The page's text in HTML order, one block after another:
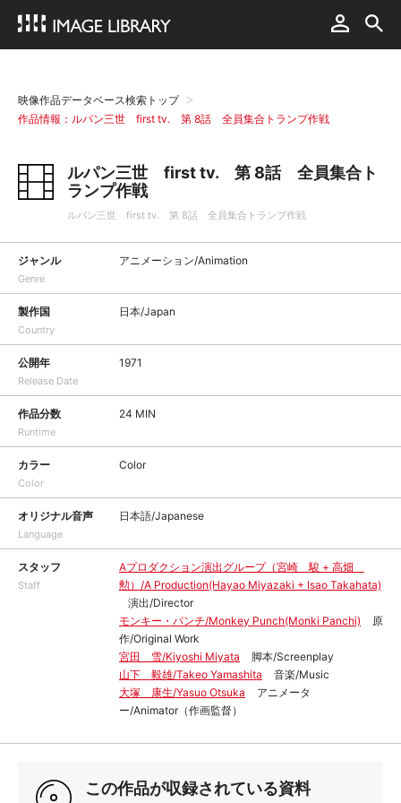
映像作品データベース検索トップ
作品情報：ルパン三世 first tv. 第 8話 全員集合トランプ作戦
ルパン三世 first tv. 第 8話 全員集合ト
ランプ作戦
ルパン三世 first tv. 第 8話 全員集合トランプ作戦
ジャンル
Genre
アニメーション/Animation
製作国
Country
日本/Japan
公開年
Release Date
1971
作品分数
Runtime
24 MIN
カラー
Color
Color
オリジナル音声
Language
日本語/Japanese
スタッフ
Staff
Aプロダクション演出グループ（宮崎 駿 + 高畑
勲）/A Production(Hayao Miyazaki + Isao Takahata)
演出/Director
モンキー・パンチ/Monkey Punch(Monki Panchi)
原
作/Original Work
宮田 雪/Kiyoshi Miyata
脚本/Screenplay
山下 毅雄/Takeo Yamashita
音楽/Music
大塚 康生/Yasuo Otsuka
アニメータ
ー/Animator（作画監督）
この作品が収録されている資料